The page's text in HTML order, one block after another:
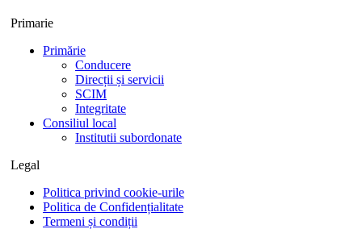
Primarie
Primărie
Conducere
Direcții și servicii
SCIM
Integritate
Consiliul local
Institutii subordonate
Legal
Politica privind cookie-urile
Politica de Confidențialitate
Termeni și condiții